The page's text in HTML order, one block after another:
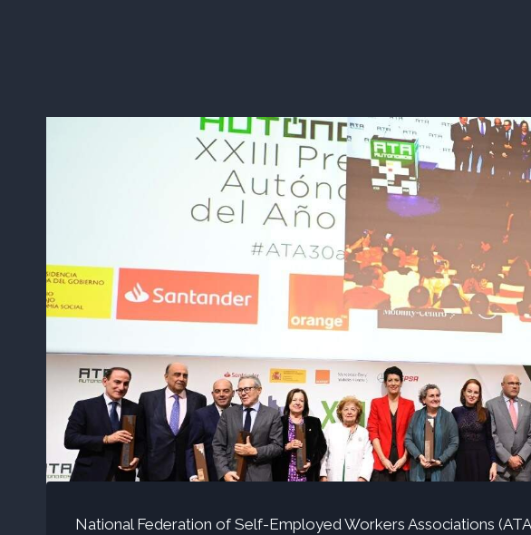
National Federation of Self-Employed Workers Associations